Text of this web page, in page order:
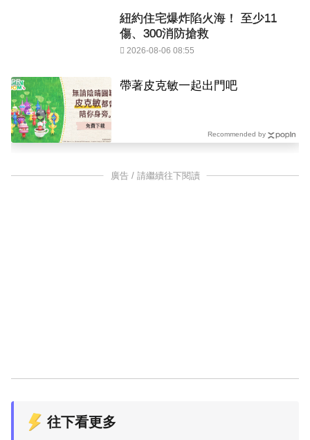
紐約住宅爆炸陷火海！ 至少11
傷、300消防搶救
2026-08-06 08:55
帶著皮克敏一起出門吧
PR
Recommended by
廣告 / 請繼續往下閱讀
往下看更多